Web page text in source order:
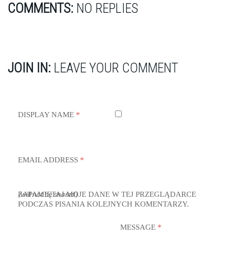
COMMENTS: NO REPLIES
JOIN IN: LEAVE YOUR COMMENT
DISPLAY NAME *
EMAIL ADDRESS *
(will not be shared)
ZAPAMIĘTAJ MOJE DANE W TEJ PRZEGLĄDARCE
PODCZAS PISANIA KOLEJNYCH KOMENTARZY.
MESSAGE *